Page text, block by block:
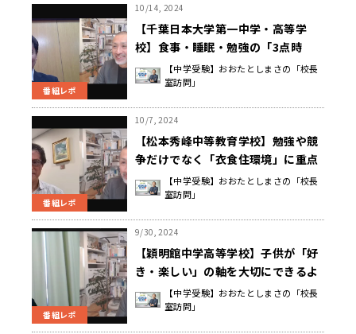
番組レポ
10/14, 2024
【千葉日本大学第一中学・高等学
校】食事・睡眠・勉強の「3点時
間」を固定する 羽鳥 和弘 校長先生
【中学受験】おおたとしまさの「校長
室訪問」
番組レポ
10/7, 2024
【松本秀峰中等教育学校】勉強や競
争だけでなく「衣食住環境」に重点
を置いた学校選びと子育て 宗像 諭
校長先生
【中学受験】おおたとしまさの「校長
室訪問」
番組レポ
9/30, 2024
【穎明館中学高等学校】子供が「好
き・楽しい」の軸を大切にできるよ
うになるために親ができること 橋
本 好広 校長先生
【中学受験】おおたとしまさの「校長
室訪問」